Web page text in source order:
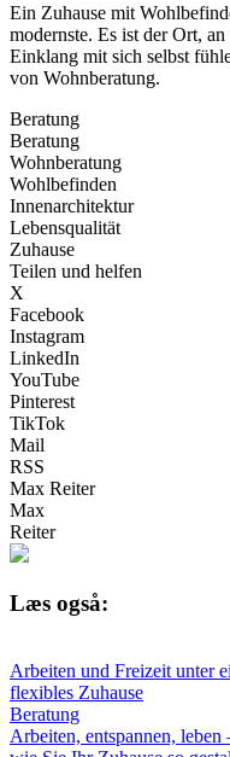
Ein Zuhause mit
modernste. Es ist der Ort,
Einklang mit sich selbst
von Wohnberatung.
Beratung
Beratung
Wohnberatung
Wohlbefinden
Innenarchitektur
Lebensqualität
Zuhause
Teilen und helfen
X
Facebook
Instagram
LinkedIn
YouTube
Pinterest
TikTok
Mail
RSS
Max Reiter
Max
Reiter
Læs også:
Arbeiten und Freizeit unter
flexibles Zuhause
Beratung
Arbeiten, entspannen,